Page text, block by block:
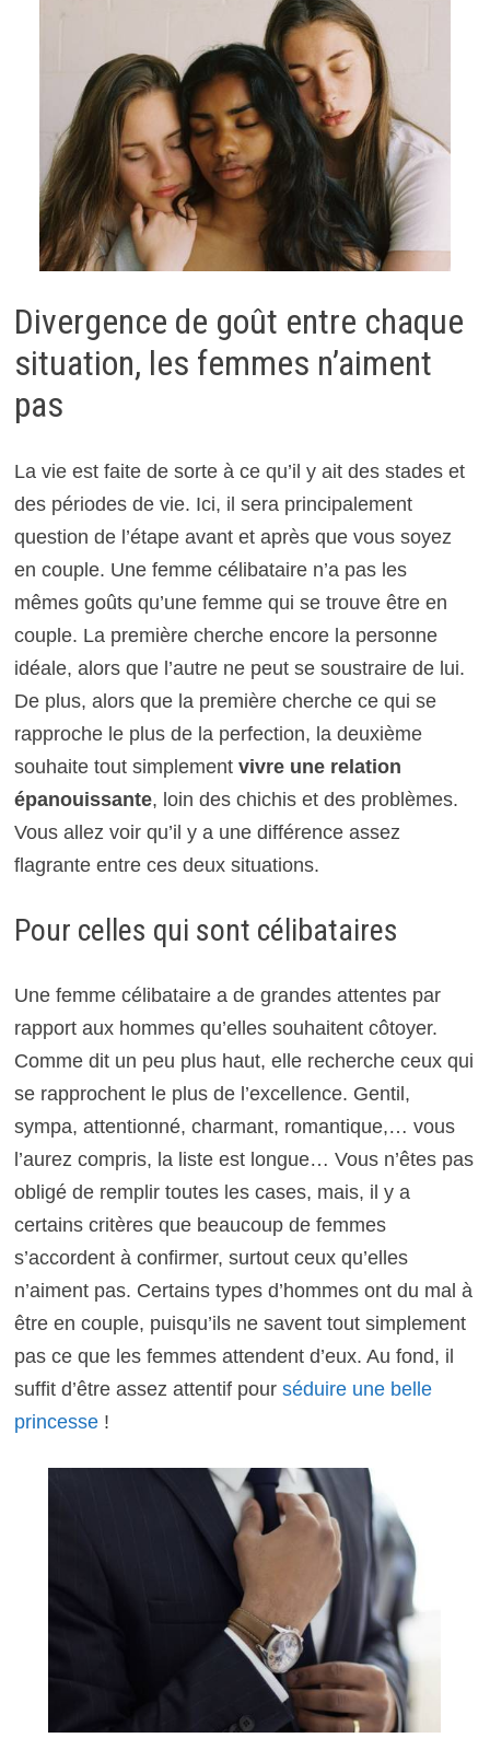
Divergence de goût entre chaque
situation, les femmes n’aiment
pas
La vie est faite de sorte à ce qu’il y ait des stades et
des périodes de vie. Ici, il sera principalement
question de l’étape avant et après que vous soyez
en couple. Une femme célibataire n’a pas les
mêmes goûts qu’une femme qui se trouve être en
couple. La première cherche encore la personne
idéale, alors que l’autre ne peut se soustraire de lui.
De plus, alors que la première cherche ce qui se
rapproche le plus de la perfection, la deuxième
souhaite tout simplement vivre une relation
épanouissante, loin des chichis et des problèmes.
Vous allez voir qu’il y a une différence assez
flagrante entre ces deux situations.
Pour celles qui sont célibataires
Une femme célibataire a de grandes attentes par
rapport aux hommes qu’elles souhaitent côtoyer.
Comme dit un peu plus haut, elle recherche ceux qui
se rapprochent le plus de l’excellence. Gentil,
sympa, attentionné, charmant, romantique,… vous
l’aurez compris, la liste est longue… Vous n’êtes pas
obligé de remplir toutes les cases, mais, il y a
certains critères que beaucoup de femmes
s’accordent à confirmer, surtout ceux qu’elles
n’aiment pas. Certains types d’hommes ont du mal à
être en couple, puisqu’ils ne savent tout simplement
pas ce que les femmes attendent d’eux. Au fond, il
suffit d’être assez attentif pour séduire une belle
princesse!